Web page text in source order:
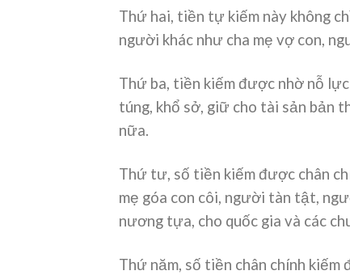
Thứ hai, tiền tự kiếm này không
người khác như cha mẹ vợ con,
Thứ ba, tiền kiếm được nhờ nỗ
túng, khổ sở, giữ cho tài sản bản
nữa.
Thứ tư, số tiền kiếm được chân
mẹ góa con côi, người tàn tật,
nương tựa, cho quốc gia và các
Thứ năm, số tiền chân chính